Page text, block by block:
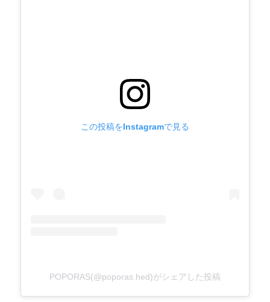
この投稿をInstagramで見る
POPORAS(@poporas.hed)がシェアした投稿